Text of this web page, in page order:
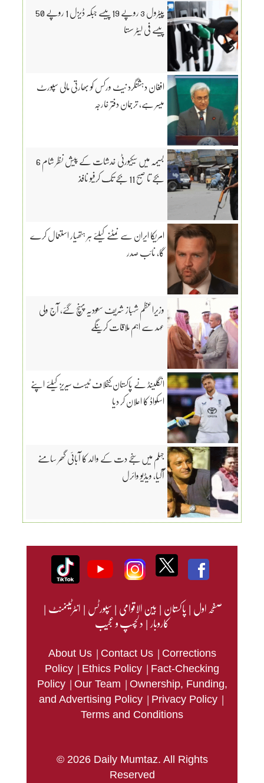
پیٹرول 3 روپے 19 پیسے جبکہ ڈیزل 1 روپے 50
پیسے فی لیٹر سستا
افغان دہشتگرد نیٹ ورکس کو بھارتی مالی سپورٹ
میسر ہے، ترجمان دفتر خارجہ
بسیمہ میں سیکیورٹی خدشات کے پیش نظر شام 6
بجے تا صبح 11 بجے تک کرفیو نافذ
امریکا ایران سے نمٹنے کیلئے ہر ہتھیار استعمال کرے
گا، نائب صدر
وزیراعظم شہباز شریف سعودیہ پہنچ گئے، آج ولی
عہد سے اہم ملاقات کرینگے
انگلینڈ نے پاکستان کیخلاف ٹیسٹ سیریز کیلئے اپنے
اسکواڈ کا اعلان کر دیا
جہلم میں سنجے دت کے والد کا آبائی گھر سامنے
آگیا، ویڈیو وائرل
صفحہ اول|پاکستان|بین الاقوامی|سپورٹس|انٹرٹینمنٹ|
کاروبار|دلچسپ و عجیب
About Us | Contact Us | Corrections
Policy | Ethics Policy | Fact-Checking
Policy | Our Team | Ownership, Funding,
and Advertising Policy | Privacy Policy |
Terms and Conditions
© 2026 Daily Mumtaz. All Rights
Reserved